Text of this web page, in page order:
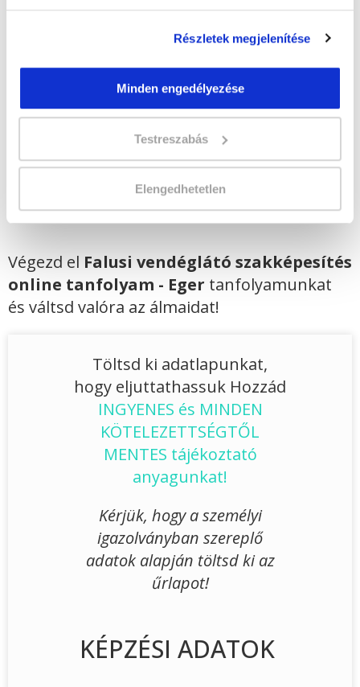
Részletek megjelenítése
Minden engedélyezése
Testreszabás
Elengedhetetlen
egyösszegű befizetés esetén + minden
tanfolyam 49.990 Ft értékben!
Lehet még jelentkezni?
Végezd el Falusi vendéglátó szakképesítés
online tanfolyam - Eger tanfolyamunkat
és váltsd valóra az álmaidat!
Töltsd ki adatlapunkat,
hogy eljuttathassuk Hozzád
INGYENES és MINDEN
KÖTELEZETTSÉGTŐL
MENTES tájékoztató
anyagunkat!
Kérjük, hogy a személyi
igazolványban szereplő
adatok alapján töltsd ki az
űrlapot!
KÉPZÉSI ADATOK